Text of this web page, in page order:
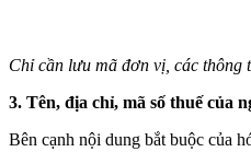
Chỉ cần lưu mã đơn vị, các thông
3. Tên, địa chỉ, mã số thuế của
Bên cạnh nội dung bắt buộc của